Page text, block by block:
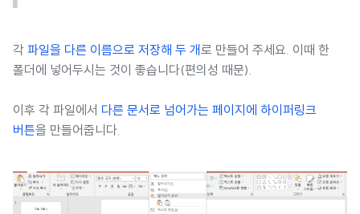
각 파일을 다른 이름으로 저장해 두 개로 만들어 주세요. 이때 한
폴더에 넣어두시는 것이 좋습니다(편의성 때문).
이후 각 파일에서 다른 문서로 넘어가는 페이지에 하이퍼링크
버튼을 만들어줍니다.